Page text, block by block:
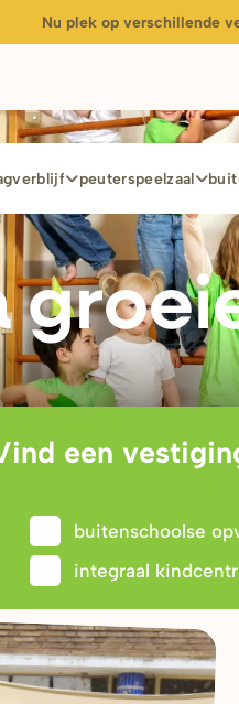
Nu plek op verschillende
peuterspeelzaal
gr
een
buitenschoolse
integraal